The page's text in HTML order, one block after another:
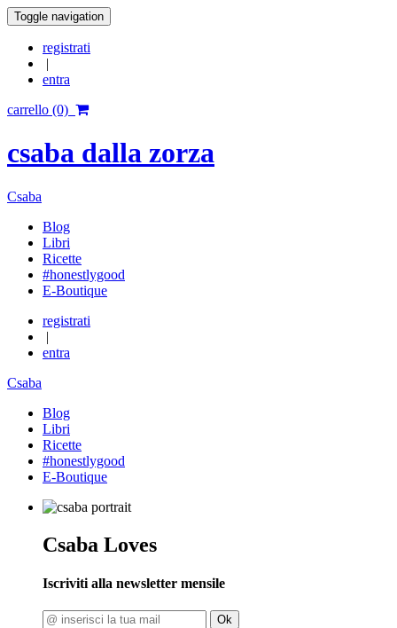
Toggle navigation
registrati
|
entra
carrello (0)
csaba dalla zorza
Csaba
Blog
Libri
Ricette
#honestlygood
E-Boutique
registrati
|
entra
Csaba
Blog
Libri
Ricette
#honestlygood
E-Boutique
Csaba Loves
Iscriviti alla newsletter mensile
Ok